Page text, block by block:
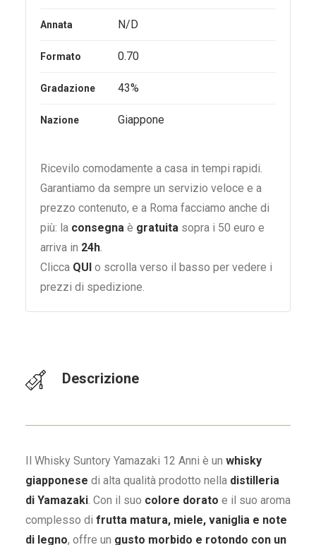
Annata N/D
Formato 0.70
Gradazione 43%
Nazione Giappone
Ricevilo comodamente a casa in tempi rapidi.
Garantiamo da sempre un servizio veloce e a
prezzo contenuto, e a Roma facciamo anche di
più: la consegna è gratuita sopra i 50 euro e
arriva in 24h.
Clicca QUI o scrolla verso il basso per vedere i
prezzi di spedizione.
Descrizione
Il Whisky Suntory Yamazaki 12 Anni è un whisky
giapponese di alta qualità prodotto nella distilleria
di Yamazaki. Con il suo colore dorato e il suo aroma
complesso di frutta matura, miele, vaniglia e note
di legno, offre un gusto morbido e rotondo con un